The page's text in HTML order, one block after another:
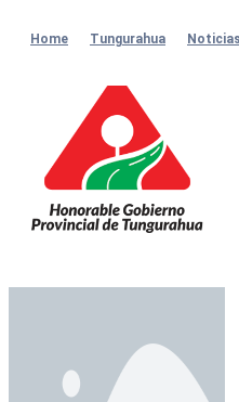
Home Tungurahua Noticias